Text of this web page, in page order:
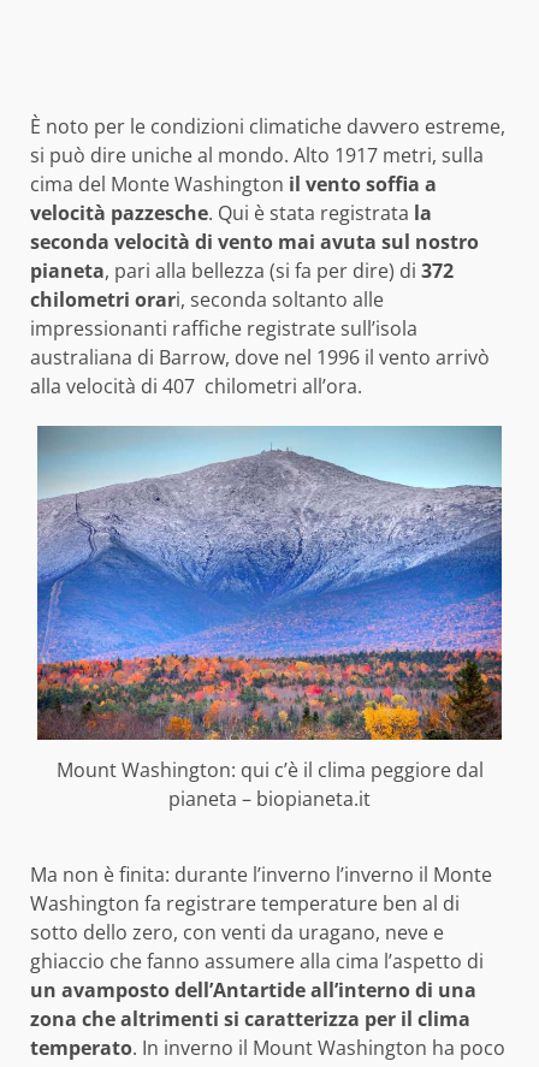
È noto per le condizioni climatiche davvero estreme,
si può dire uniche al mondo. Alto 1917 metri, sulla
cima del Monte Washington il vento soffia a
velocità pazzesche. Qui è stata registrata la
seconda velocità di vento mai avuta sul nostro
pianeta, pari alla bellezza (si fa per dire) di 372
chilometri orari, seconda soltanto alle
impressionanti raffiche registrate sull’isola
australiana di Barrow, dove nel 1996 il vento arrivò
alla velocità di 407 chilometri all’ora.
Mount Washington: qui c’è il clima peggiore dal
pianeta – biopianeta.it
Ma non è finita: durante l’inverno l’inverno il Monte
Washington fa registrare temperature ben al di
sotto dello zero, con venti da uragano, neve e
ghiaccio che fanno assumere alla cima l’aspetto di
un avamposto dell’Antartide all’interno di una
zona che altrimenti si caratterizza per il clima
temperato. In inverno il Mount Washington ha poco